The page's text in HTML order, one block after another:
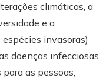
climáticas, a
e a
invasoras)
doenças infecciosas
as pessoas,